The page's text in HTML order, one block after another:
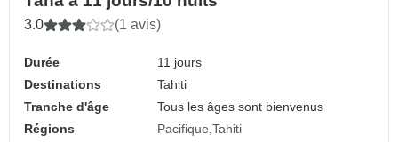
3.0 (1 avis)
Durée
11 jours
Destinations
Tahiti
Tranche d'âge
Tous les âges sont bienvenus
Régions
Pacifique Tahiti